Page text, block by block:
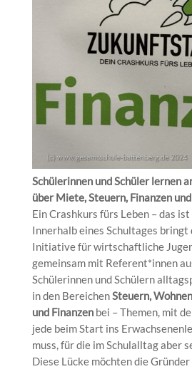
Schülerinnen und Schüler lernen
über Miete, Steuern, Finanzen
Ein Crashkurs fürs Leben – das
Innerhalb eines Schultages bringt
Initiative für wirtschaftliche
gemeinsam mit Referent*innen
Schülerinnen und Schülern
in den BereichenSteuern,
und Finanzenbei – Themen, mit
jede beim Start ins
muss, für die im Schulalltag aber
Diese Lücke möchten die